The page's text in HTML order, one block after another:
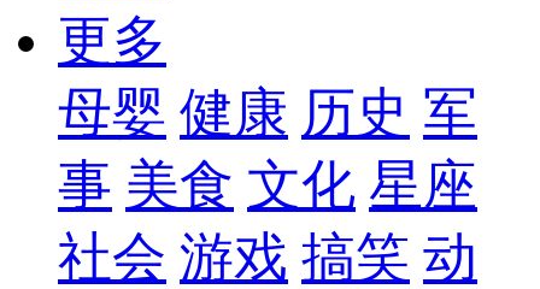
更多
母婴 健康 历史 军
事 美食 文化 星座
社会 游戏 搞笑 动